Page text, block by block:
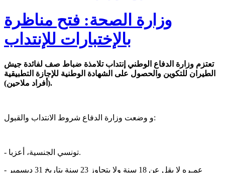
وزارة الصحة: فتح مناظرة
بالإختبارات للإنتداب
تعتزم وزارة الدفاع الوطني إنتداب تلامذة ضباط صف لفائدة جيش
الطيران للتكوين والحصول على الشهادة الوطنية للإجازة التطبيقية
(أفراد ملاحين).
و وضعت وزارة الدفاع شروط الانتداب والقبول:
- تونسي الجنسية، أعزبا.
- عمـره لا يقل عن 18 سنة ولا يتجاوز 23 سنة بتاريخ 31 ديسمبر